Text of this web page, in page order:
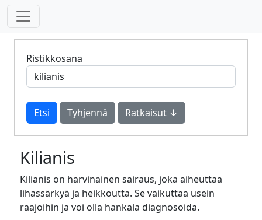
Ristikkosana
Tyhjennä Ratkaisut ↓
Kilianis
Kilianis on harvinainen sairaus, joka aiheuttaa
lihassärkyä ja heikkoutta. Se vaikuttaa usein
raajoihin ja voi olla hankala diagnosoida.